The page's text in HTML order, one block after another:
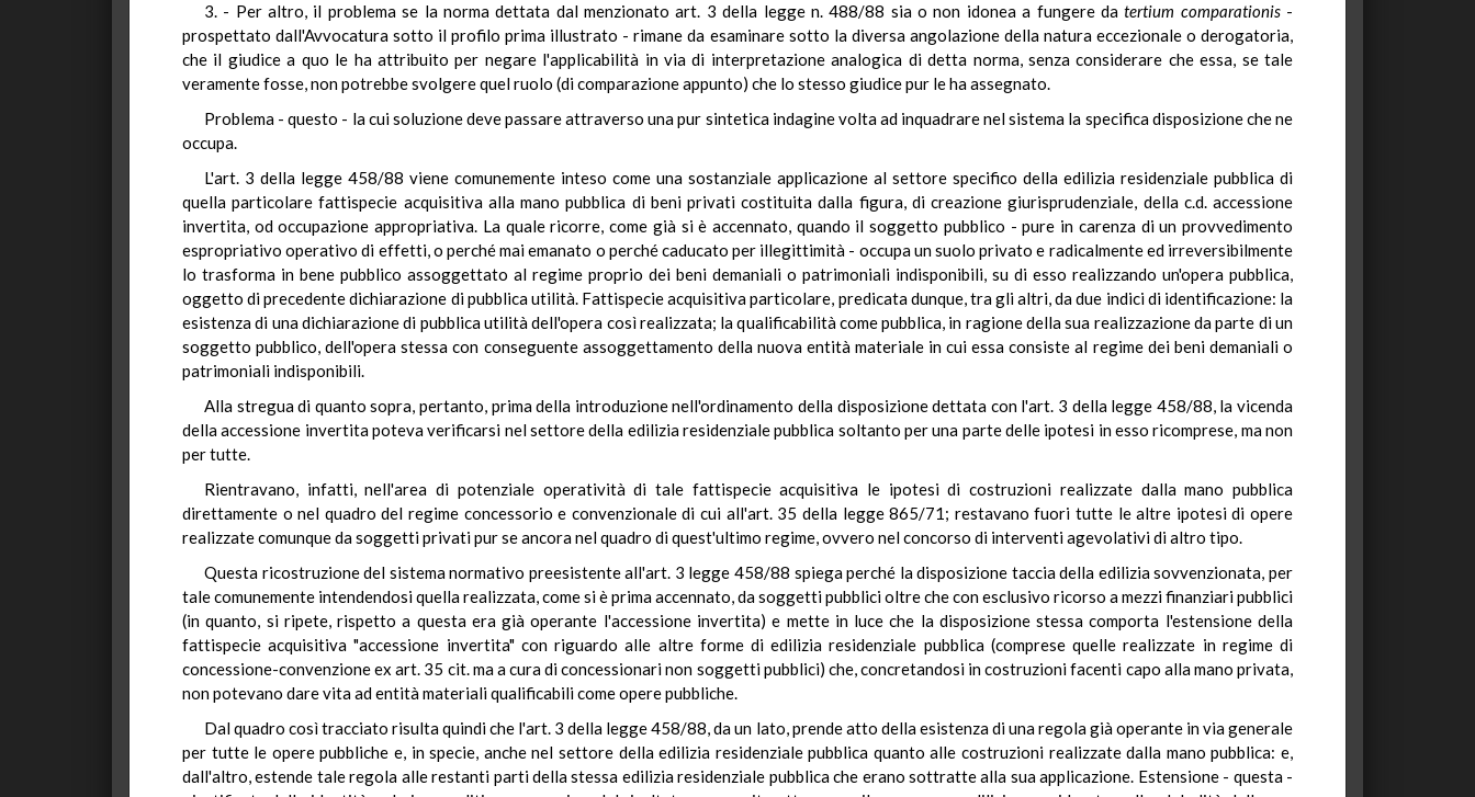
3. - Per altro, il problema se la norma dettata dal menzionato art. 3 della legge n. 488/88 sia o non idonea a fungere datertium comparationis-
prospettato dall'Avvocatura sotto il profilo prima illustrato - rimane da esaminare sotto la diversa angolazione della natura eccezionale o derogatoria,
che il giudice a quo le ha attribuito per negare l'applicabilità in via di interpretazione analogica di detta norma, senza considerare che essa, se tale
veramente fosse, non potrebbe svolgere quel ruolo (di comparazione appunto) che lo stesso giudice pur le ha assegnato.
Problema - questo - la cui soluzione deve passare attraverso una pur sintetica indagine volta ad inquadrare nel sistema la specifica disposizione che ne
occupa.
L'art. 3 della legge 458/88 viene comunemente inteso come una sostanziale applicazione al settore specifico della edilizia residenziale pubblica di
quella particolare fattispecie acquisitiva alla mano pubblica di beni privati costituita dalla figura, di creazione giurisprudenziale, della c.d. accessione
invertita, od occupazione appropriativa. La quale ricorre, come già si è accennato, quando il soggetto pubblico - pure in carenza di un provvedimento
espropriativo operativo di effetti, o perché mai emanato o perché caducato per illegittimità - occupa un suolo privato e radicalmente ed irreversibilmente
lo trasforma in bene pubblico assoggettato al regime proprio dei beni demaniali o patrimoniali indisponibili, su di esso realizzando un'opera pubblica,
oggetto di precedente dichiarazione di pubblica utilità. Fattispecie acquisitiva particolare, predicata dunque, tra gli altri, da due indici di identificazione: la
esistenza di una dichiarazione di pubblica utilità dell'opera così realizzata; la qualificabilità come pubblica, in ragione della sua realizzazione da parte di un
soggetto pubblico, dell'opera stessa con conseguente assoggettamento della nuova entità materiale in cui essa consiste al regime dei beni demaniali o
patrimoniali indisponibili.
Alla stregua di quanto sopra, pertanto, prima della introduzione nell'ordinamento della disposizione dettata con l'art. 3 della legge 458/88, la vicenda
della accessione invertita poteva verificarsi nel settore della edilizia residenziale pubblica soltanto per una parte delle ipotesi in esso ricomprese, ma non
per tutte.
Rientravano, infatti, nell'area di potenziale operatività di tale fattispecie acquisitiva le ipotesi di costruzioni realizzate dalla mano pubblica
direttamente o nel quadro del regime concessorio e convenzionale di cui all'art. 35 della legge 865/71; restavano fuori tutte le altre ipotesi di opere
realizzate comunque da soggetti privati pur se ancora nel quadro di quest'ultimo regime, ovvero nel concorso di interventi agevolativi di altro tipo.
Questa ricostruzione del sistema normativo preesistente all'art. 3 legge 458/88 spiega perché la disposizione taccia della edilizia sovvenzionata, per
tale comunemente intendendosi quella realizzata, come si è prima accennato, da soggetti pubblici oltre che con esclusivo ricorso a mezzi finanziari pubblici
(in quanto, si ripete, rispetto a questa era già operante l'accessione invertita) e mette in luce che la disposizione stessa comporta l'estensione della
fattispecie acquisitiva "accessione invertita" con riguardo alle altre forme di edilizia residenziale pubblica (comprese quelle realizzate in regime di
concessione-convenzione ex art. 35 cit. ma a cura di concessionari non soggetti pubblici) che, concretandosi in costruzioni facenti capo alla mano privata,
non potevano dare vita ad entità materiali qualificabili come opere pubbliche.
Dal quadro così tracciato risulta quindi che l'art. 3 della legge 458/88, da un lato, prende atto della esistenza di una regola già operante in via generale
per tutte le opere pubbliche e, in specie, anche nel settore della edilizia residenziale pubblica quanto alle costruzioni realizzate dalla mano pubblica: e,
dall'altro, estende tale regola alle restanti parti della stessa edilizia residenziale pubblica che erano sottratte alla sua applicazione. Estensione - questa -